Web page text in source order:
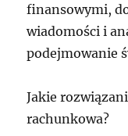
finansowymi,
wiadomości i
podejmowanie
Jakie
rachunkowa?